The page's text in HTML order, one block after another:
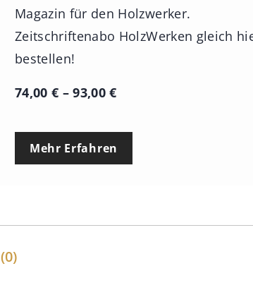
Magazin für den Holzwerker.
Zeitschriftenabo HolzWerken gleich
bestellen!
74,00 € –93,00€P
e
p
Mehr Erfahren
(0)